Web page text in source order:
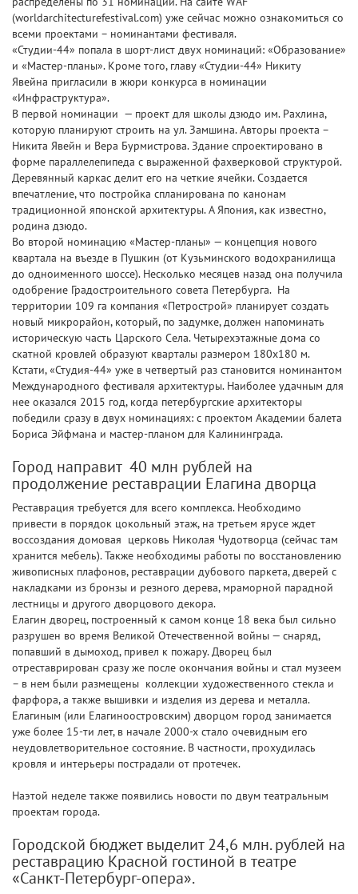
(worldarchitecturefestival.com) уже сейчас можно ознакомиться со
всеми проектами – номинантами фестиваля.
«Студии-44» попала в шорт-лист двух номинаций: «Образование»
и «Мастер-планы». Кроме того, главу «Студии-44» Никиту
Явейна пригласили в жюри конкурса в номинации
«Инфраструктура».
В первой номинации — проект для школы дзюдо им. Рахлина,
которую планируют строить на ул. Замшина. Авторы проекта –
Никита Явейн и Вера Бурмистрова. Здание спроектировано в
форме параллелепипеда с выраженной фахверковой структурой.
Деревянный каркас делит его на четкие ячейки. Создается
впечатление, что постройка спланирована по канонам
традиционной японской архитектуры. А Япония, как известно,
родина дзюдо.
Во второй номинацию «Мастер-планы» — концепция нового
квартала на въезде в Пушкин (от Кузьминского водохранилища
до одноименного шоссе). Несколько месяцев назад она получила
одобрение Градостроительного совета Петербурга. На
территории 109 га компания «Петрострой» планирует создать
новый микрорайон, который, по задумке, должен напоминать
историческую часть Царского Села. Четырехэтажные дома со
скатной кровлей образуют кварталы размером 180х180 м.
Кстати, «Студия-44» уже в четвертый раз становится номинантом
Международного фестиваля архитектуры. Наиболее удачным для
нее оказался 2015 год, когда петербургские архитекторы
победили сразу в двух номинациях: с проектом Академии балета
Бориса Эйфмана и мастер-планом для Калининграда.
Город направит 40 млн рублей на
продолжение реставрации Елагина дворца
Реставрация требуется для всего комплекса. Необходимо
привести в порядок цокольный этаж, на третьем ярусе ждет
воссоздания домовая церковь Николая Чудотворца (сейчас там
хранится мебель). Также необходимы работы по восстановлению
живописных плафонов, реставрации дубового паркета, дверей с
накладками из бронзы и резного дерева, мраморной парадной
лестницы и другого дворцового декора.
Елагин дворец, построенный к самом конце 18 века был сильно
разрушен во время Великой Отечественной войны — снаряд,
попавший в дымоход, привел к пожару. Дворец был
отреставрирован сразу же после окончания войны и стал музеем
– в нем были размещены коллекции художественного стекла и
фарфора, а также вышивки и изделия из дерева и металла.
Елагиным (или Елагиноостровским) дворцом город занимается
уже более 15-ти лет, в начале 2000-х стало очевидным его
неудовлетворительное состояние. В частности, прохудилась
кровля и интерьеры пострадали от протечек.
Наэтой неделе также появились новости по двум театральным
проектам города.
Городской бюджет выделит 24,6 млн. рублей на
реставрацию Красной гостиной в театре
«Санкт-Петербург-опера».